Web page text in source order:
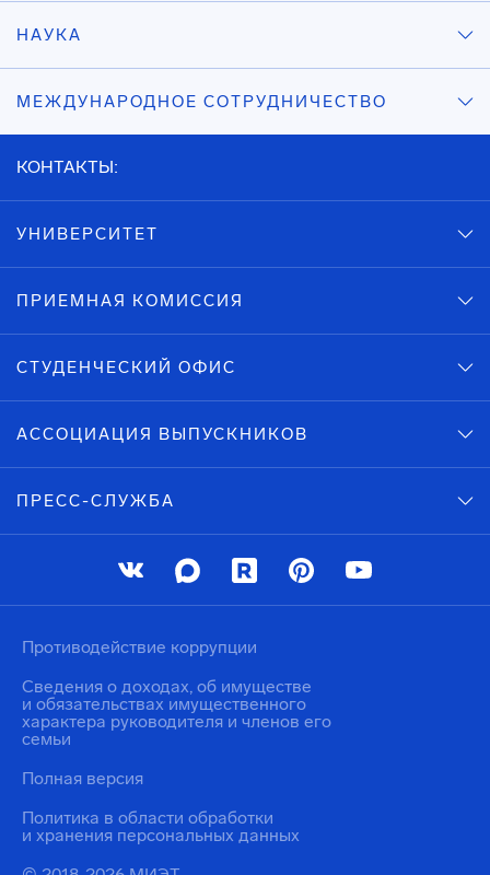
НАУКА
МЕЖДУНАРОДНОЕ СОТРУДНИЧЕСТВО
КОНТАКТЫ:
УНИВЕРСИТЕТ
ПРИЕМНАЯ КОМИССИЯ
СТУДЕНЧЕСКИЙ ОФИС
АССОЦИАЦИЯ ВЫПУСКНИКОВ
ПРЕСС-СЛУЖБА
Политика в области обработки
и хранения персональных данных
Противодействие коррупции
Сведения о доходах, об имуществе
и обязательствах имущественного
характера руководителя и членов его
семьи
Полная версия